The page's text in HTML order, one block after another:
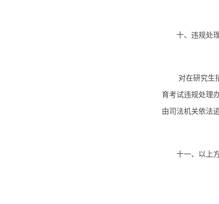
十、违规处
对在研究生
育考试违规处理
由司法机关依法
十一、以上